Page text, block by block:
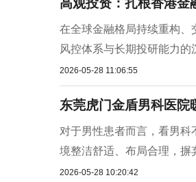
高观投资：扎根香港金
在全球金融格局持续重构、
风控体系与长期投研能力
2026-05-28 11:06:55
东莞虎门金盾男科医院
对于男性患者而言，看男
境整洁舒适、布局合理，摒
2026-05-28 10:20:42